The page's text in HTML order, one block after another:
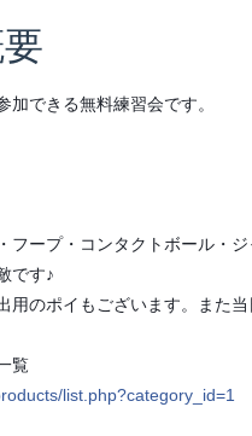
できる無料練習会です。
フープ・コンタクトボール・
です♪
用のポイもございます。また
覧
list.php?category_id=1